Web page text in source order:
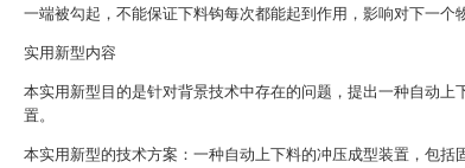
一端被勾起，不能保证下料钩每次都能起到作用，影响对下一个
实用新型内容
本实用新型目的是针对背景技术中存在的问题，提出一种自动上
置。
本实用新型的技术方案：一种自动上下料的冲压成型装置，包括